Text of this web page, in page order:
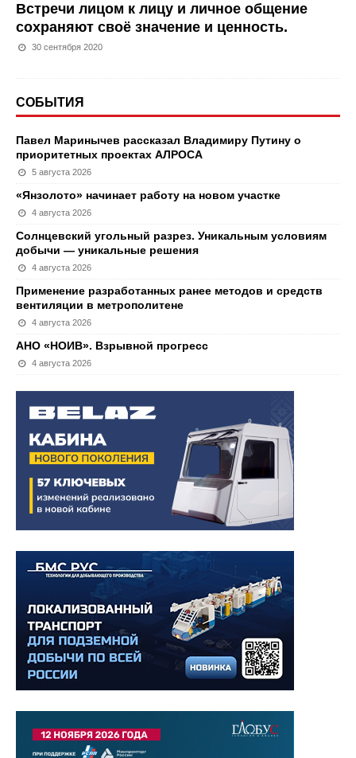
Встречи лицом к лицу и личное общение
сохраняют своё значение и ценность.
30 сентября 2020
СОБЫТИЯ
Павел Маринычев рассказал Владимиру Путину о
приоритетных проектах АЛРОСА
5 августа 2026
«Янзолото» начинает работу на новом участке
4 августа 2026
Солнцевский угольный разрез. Уникальным условиям
добычи — уникальные решения
4 августа 2026
Применение разработанных ранее методов и средств
вентиляции в метрополитене
4 августа 2026
АНО «НОИВ». Взрывной прогресс
4 августа 2026